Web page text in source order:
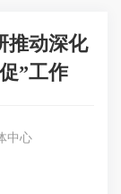
推动深化
”工作
中心